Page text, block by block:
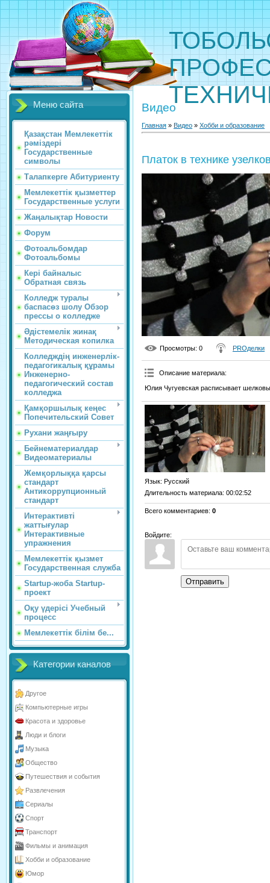
Меню сайта
Қазақстан Мемлекеттік
рәміздері
Государственные
символы
Талапкерге Абитуриенту
Мемлекеттік қызметтер
Государственные услуги
Жаңалықтар Новости
Форум
Фотоальбомдар
Фотоальбомы
Кері байналыс
Обратная связь
Колледж туралы
баспасөз шолу Обзор
прессы о колледже
Әдістемелік жинақ
Методическая копилка
Колледждің инженерлік-
педагогикалық құрамы
Инженерно-
педагогический состав
колледжа
Қамқоршылық кеңес
Попечительский Совет
Рухани жаңғыру
Бейнематериалдар
Видеоматериалы
Жемқорлыққа қарсы
стандарт
Антикоррупционный
стандарт
Интерактивті
жаттығулар
Интерактивные
упражнения
Мемлекеттік қызмет
Государственная служба
Startup-жоба Startup-
проект
Оқу үдерісі Учебный
процесс
Мемлекеттік білім бе...
Категории каналов
Другое
Компьютерные игры
Красота и здоровье
Люди и блоги
Музыка
Общество
Путешествия и события
Развлечения
Сериалы
Спорт
Транспорт
Фильмы и анимация
Хобби и образование
Юмор
Видео
Главная » Видео » Хобби и образование
Платок в технике
Просмотры: 0 PROделки
Описание материала:
Юлия Чугуевская расписывает
Язык: Русский
Длительность материала: 00:02:52
Всего комментариев: 0
Войдите:
Отправить